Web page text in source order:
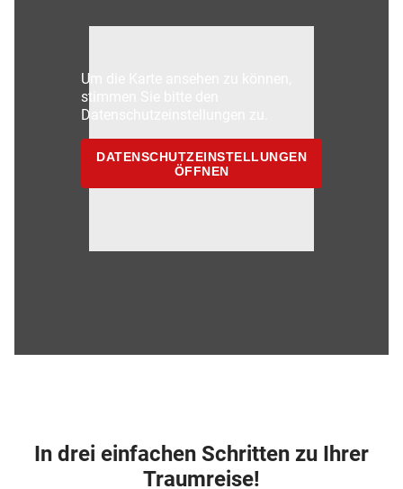
Um die Karte ansehen zu können,
stimmen Sie bitte den
Datenschutzeinstellungen zu.
DATENSCHUTZEINSTELLUNGEN
ÖFFNEN
In drei einfachen Schritten zu Ihrer
Traumreise!